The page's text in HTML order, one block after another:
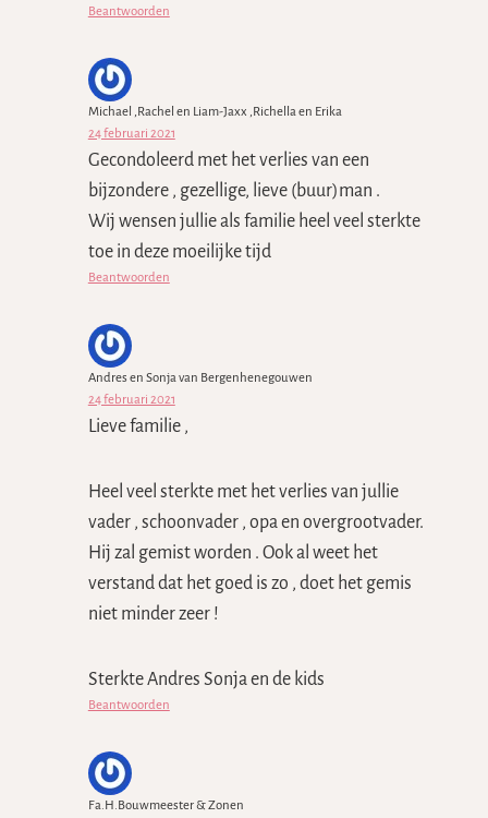
Beantwoorden
Michael ,Rachel en Liam-Jaxx ,Richella en Erika
24 februari 2021
Gecondoleerd met het verlies van een
bijzondere , gezellige, lieve (buur)man .
Wij wensen jullie als familie heel veel sterkte
toe in deze moeilijke tijd
Beantwoorden
Andres en Sonja van Bergenhenegouwen
24 februari 2021
Lieve familie ,
Heel veel sterkte met het verlies van jullie
vader , schoonvader , opa en overgrootvader.
Hij zal gemist worden . Ook al weet het
verstand dat het goed is zo , doet het gemis
niet minder zeer !
Sterkte Andres Sonja en de kids
Beantwoorden
Fa.H.Bouwmeester & Zonen